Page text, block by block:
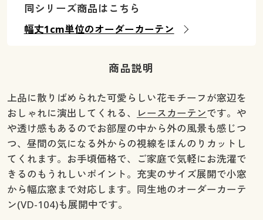
幅130×丈118(2枚組) ○ 在庫わずか
幅130×丈133(2枚組) ○ 在庫わずか
幅130×丈168(2枚組) ◎ 在庫あり
幅130×丈176(2枚組) ◎ 在庫あり
幅130×丈183(2枚組) ◎ 在庫あり
幅130×丈188(2枚組) ◎ 在庫あり
幅130×丈193(2枚組) ◎ 在庫あり
幅130×丈198(2枚組) ◎ 在庫あり
幅130×丈208(2枚組) ○ 在庫わずか
幅130×丈213(2枚組) ○ 在庫わずか
幅130×丈218(2枚組) ○ 在庫わずか
幅130×丈223(2枚組) ◎ 在庫あり
幅130×丈228(2枚組) ○ 在庫わずか
同シリーズ商品はこちら
幅丈1cm単位のオーダーカーテン
商品説明
上品に散りばめられた可愛らしい花モチーフが窓辺を
おしゃれに演出してくれる、
レースカーテンです。や
や透け感もあるのでお部屋の中から外の風景も感じつ
つ、昼間の気になる外からの視線をほんのりカットし
てくれます。お手頃価格で、ご家庭で気軽にお洗濯で
きるのもうれしいポイント。充実のサイズ展開で小窓
から幅広窓まで対応します。同生地のオーダーカーテ
ン(VD-104)も展開中です。